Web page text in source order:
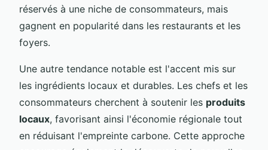
réservés à une niche de consommateurs, mais
gagnent en popularité dans les restaurants et les
foyers.
Une autre tendance notable est l'accent mis sur
les ingrédients locaux et durables. Les chefs et les
consommateurs cherchent à soutenir les produits
locaux, favorisant ainsi l'économie régionale tout
en réduisant l'empreinte carbone. Cette approche